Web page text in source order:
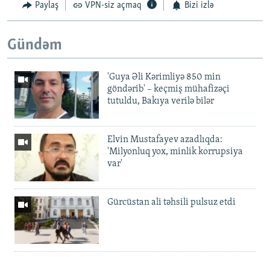
Paylaş VPN-siz açmaq Bizi izlə
Gündəm
'Guya Əli Kərimliyə 850 min
göndərib' – keçmiş mühafizəçi
tutuldu, Bakıya verilə bilər
Elvin Mustafayev azadlıqda:
'Milyonluq yox, minlik korrupsiya
var'
Gürcüstan ali təhsili pulsuz etdi